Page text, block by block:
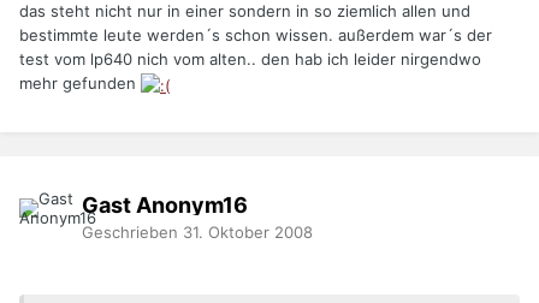
das steht nicht nur in einer sondern in so ziemlich allen und
bestimmte leute werden´s schon wissen. außerdem war´s der
test vom lp640 nich vom alten.. den hab ich leider nirgendwo
mehr gefunden
Gast Anonym16
Geschrieben 31. Oktober 2008